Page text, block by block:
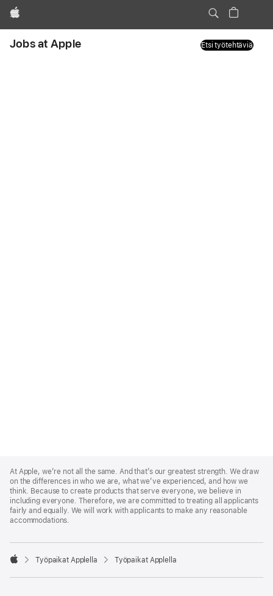
Apple
Jobs at Apple Etsi työtehtäviä
Footer
At Apple, we’re not all the same. And that’s our greatest strength. We draw
on the differences in who we are, what we’ve experienced, and how we
think. Because to create products that serve everyone, we believe in
including everyone. Therefore, we are committed to treating all applicants
fairly and equally. We will work with applicants to make any reasonable
accommodations.

Työpaikat Applella Työpaikat Applella